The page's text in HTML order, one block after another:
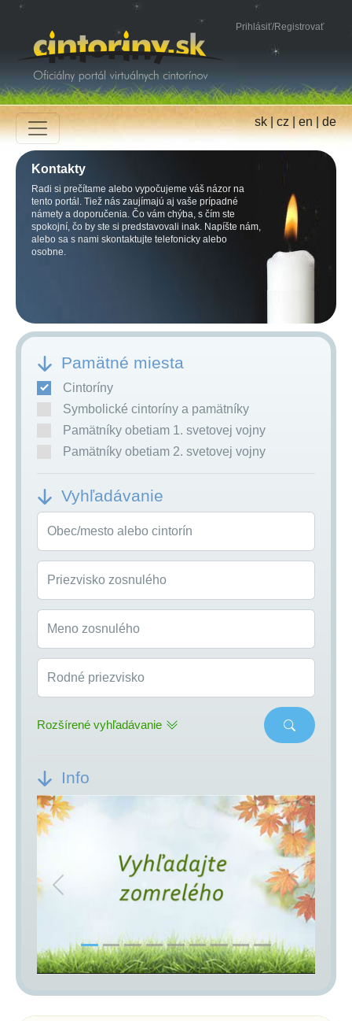
Prihlásiť/Registrovať
sk|cz|en|de
Kontakty
Radi si prečítame alebo vypočujeme váš názor na
tento portál. Tiež nás zaujímajú aj vaše prípadné
námety a doporučenia. Čo vám chýba, s čím ste
spokojní, čo by ste si predstavovali inak. Napíšte nám,
alebo sa s nami skontaktujte telefonicky alebo
osobne.
Pamätné miesta
Cintoríny
Symbolické cintoríny a pamätníky
Pamätníky obetiam 1. svetovej vojny
Pamätníky obetiam 2. svetovej vojny
Vyhľadávanie
Obec/mesto alebo cintorín
Priezvisko zosnulého
Meno zosnulého
Rodné priezvisko
Rozšírené vyhľadávanie
Info
Previous Next